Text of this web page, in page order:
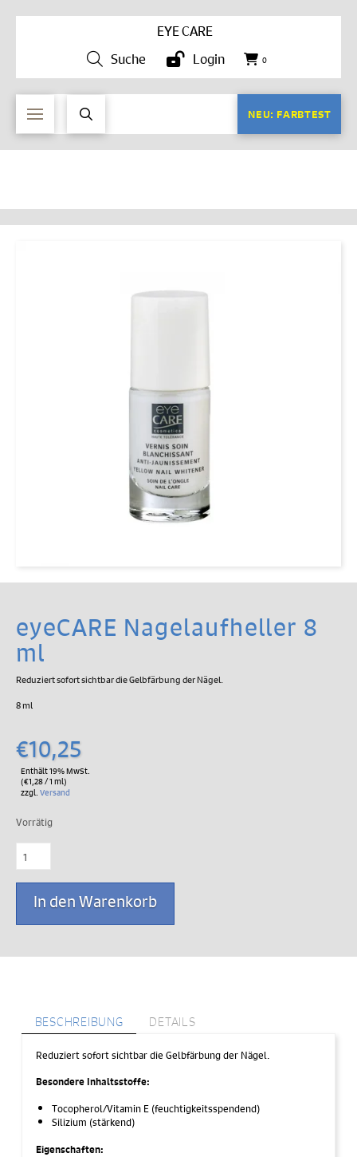
EYE CARE
Suche
Login 0
NEU: FARBTEST
eyeCARE Nagelaufheller 8
ml
Reduziert sofort sichtbar die Gelbfärbung der Nägel.
8 ml
€10,25
Enthält 19% MwSt.
(€1,28/ 1 ml)
zzgl.Versand
Vorrätig
Nagelaufheller
8
Menge
In den Warenkorb
BESCHREIBUNG DETAILS
Reduziert sofort sichtbar die Gelbfärbung der Nägel.
Besondere Inhaltsstoffe:
Tocopherol/Vitamin E (feuchtigkeitsspendend)
Silizium (stärkend)
Eigenschaften: